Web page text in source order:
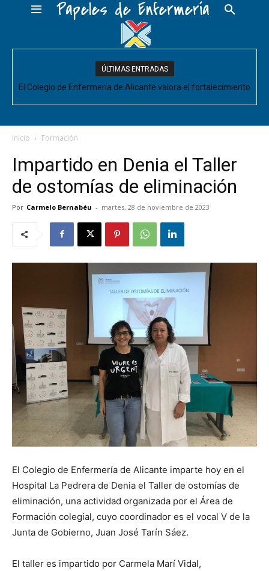
Papeles de Enfermería
ÚLTIMAS ENTRADAS
El Colegio de Enfermería de Alicante valora el fortalecimiento
acompañe de decisiones estructurales para...
Inicio Formación
Impartido en Denia el Taller
de ostomías de eliminación
Por Carmelo Bernabéu - martes, 28 de noviembre de 2023
El Colegio de Enfermería de Alicante imparte hoy en el
Hospital La Pedrera de Denia el Taller de ostomías de
eliminación, una actividad organizada por el Área de
Formación colegial, cuyo coordinador es el vocal V de la
Junta de Gobierno, Juan José Tarín Sáez.
El taller es impartido por Carmela Marí Vidal,